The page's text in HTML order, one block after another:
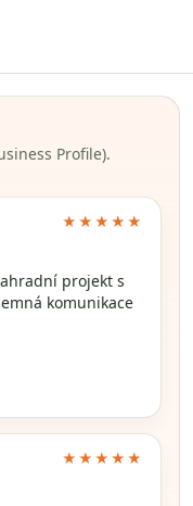
Profile).
★★★★★
projekt s
komunikace
★★★★★